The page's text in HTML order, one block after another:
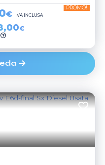
€
PROMO!
IVA INCLUSA
€